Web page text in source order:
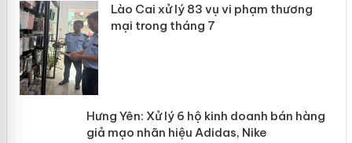
Lào Cai xử lý 83 vụ vi phạm thương
mại trong tháng 7
Hưng Yên: Xử lý 6 hộ kinh doanh bán
hàng giả mạo nhãn hiệu Adidas, Nike